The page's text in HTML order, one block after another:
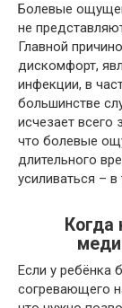
Болевые
не
Главной
дискомфорт,
инфекции, в
большинстве
исчезает всего
что болевые
длительного
усиливаться –
Когда
Если у ребёнка
согревающего